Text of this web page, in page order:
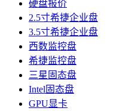
硬盘报价
2.5寸希捷企业盘
3.5寸希捷企业盘
西数监控盘
希捷监控盘
三星固态盘
Intel固态盘
GPU显卡